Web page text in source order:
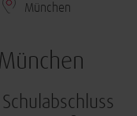
München